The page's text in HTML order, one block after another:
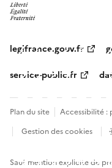
legifrance.gouv.fr
service-public.fr
Plan du site Accessibilité
Gestion des cookies
Sauf mention explicite de